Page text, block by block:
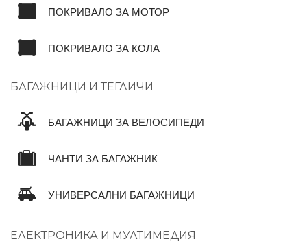
ПОКРИВАЛО ЗА МОТОР
ПОКРИВАЛО ЗА КОЛА
БАГАЖНИЦИ И ТЕГЛИЧИ
БАГАЖНИЦИ ЗА ВЕЛОСИПЕДИ
ЧАНТИ ЗА БАГАЖНИК
УНИВЕРСАЛНИ БАГАЖНИЦИ
ЕЛЕКТРОНИКА И МУЛТИМЕДИЯ